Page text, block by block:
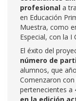
profesional a
en Educación
Muestra, como
Especial, con la I
El éxito del
número de
alumnos, que
Comenzaron
pertenecientes a